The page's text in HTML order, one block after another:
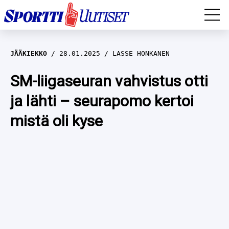
EM-YLEISURHEILU
JÄÄKIEKKO
YLEISURHEILU
WILMA HELTELÄ
TALVILAJIT
JÄÄKIEKKO 28.01.2025 LASSE HONKANEN
SM-liigaseuran vahvistus otti
ja lähti – seurapomo kertoi
mistä oli kyse